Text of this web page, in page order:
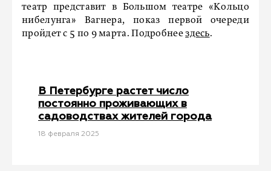
театр представит в Большом театре «Кольцо
нибелунга» Вагнера, показ первой очереди
пройдет с 5 по 9 марта. Подробнеездесь.
В Петербурге растет число
постоянно проживающих в
садоводствах жителей города
18 февраля 2025